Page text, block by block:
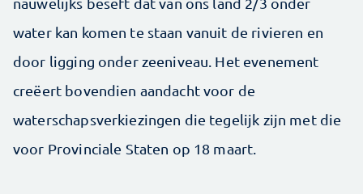
water kan komen te staan vanuit de rivieren en
door ligging onder zeeniveau. Het evenement
creëert bovendien aandacht voor de
waterschapsverkiezingen die tegelijk zijn met die
voor Provinciale Staten op 18 maart.